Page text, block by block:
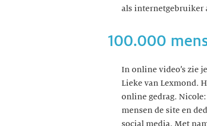
als internetgebruiker
100.000
In online video’s zie
Lieke van Lexmond.
online gedrag. Nicole:
mensen de site en
social media. Met